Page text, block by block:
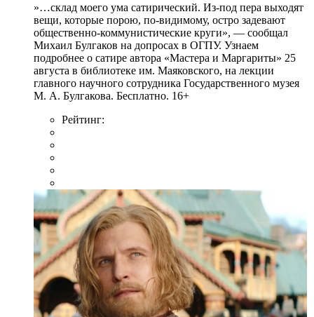
»…склад моего ума сатирический. Из-под пера выходят
вещи, которые порою, по-видимому, остро задевают
общественно-коммунистические круги», — сообщал
Михаил Булгаков на допросах в ОГПУ. Узнаем
подробнее о сатире автора «Мастера и Маргариты» 25
августа в библиотеке им. Маяковского, на лекции
главного научного сотрудника Государственного музея
М. А. Булгакова. Бесплатно. 16+
Рейтинг: